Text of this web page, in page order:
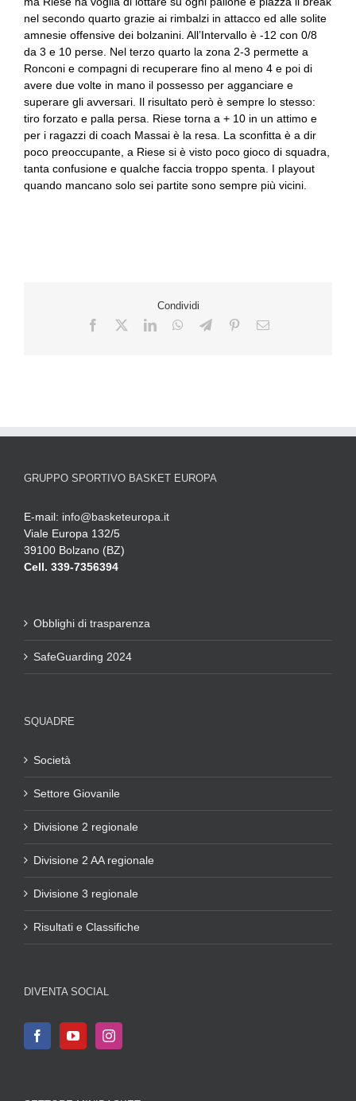
nel secondo quarto grazie ai rimbalzi in attacco ed alle solite
amnesie offensive dei bolzanini. All’Intervallo è -12 con 0/8
da 3 e 10 perse. Nel terzo quarto la zona 2-3 permette a
Ronconi e compagni di recuperare fino al meno 4 e poi di
avere due volte in mano il possesso per agganciare e
superare gli avversari. Il risultato però è sempre lo stesso:
tiro forzato e palla persa. Riese torna a + 10 in un attimo e
per i ragazzi di coach Massai è la resa. La sconfitta è a dir
poco preoccupante, a Riese si è visto poco gioco di squadra,
tanta confusione e qualche faccia troppo spenta. I playout
quando mancano solo sei partite sono sempre più vicini.
Condividi
GRUPPO SPORTIVO BASKET EUROPA
E-mail: info@basketeuropa.it
Viale Europa 132/5
39100 Bolzano (BZ)
Cell. 339-7356394
Obblighi di trasparenza
SafeGuarding 2024
SQUADRE
Società
Settore Giovanile
Divisione 2 regionale
Divisione 2 AA regionale
Divisione 3 regionale
Risultati e Classifiche
DIVENTA SOCIAL